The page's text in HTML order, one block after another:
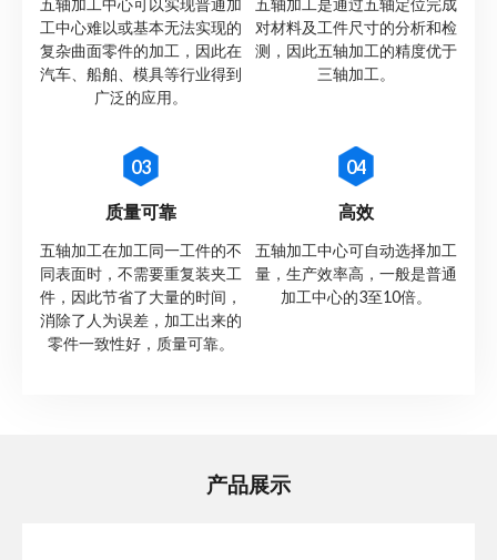
工中心难以或基本无法实现的
复杂曲面零件的加工，因此在
汽车、船舶、模具等行业得到
广泛的应用。
对材料及工件尺寸的分析和检
测，因此五轴加工的精度优于
三轴加工。
03
质量可靠
五轴加工在加工同一工件的不
同表面时，不需要重复装夹工
件，因此节省了大量的时间，
消除了人为误差，加工出来的
零件一致性好，质量可靠。
04
高效
五轴加工中心可自动选择加工
量，生产效率高，一般是普通
加工中心的3至10倍。
产品展示